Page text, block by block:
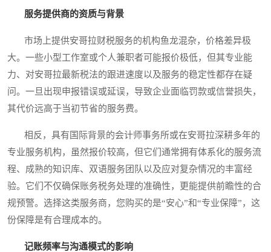
服务提供商的资质与背景
市场上提供安哥拉财税服务的机构鱼龙混杂，价格差异极
大。一些小型工作室或个人兼职者可能报价极低，但其专业能
力、对安哥拉最新税法的跟进速度以及服务的稳定性都存在疑
问。一旦出现申报错误或延误，导致企业面临罚款或信誉损失，
其代价远高于当初节省的服务费。
相反，具有国际背景的会计师事务所或在安哥拉深耕多年的
专业服务机构，虽然报价较高，但它们通常拥有体系化的服务流
程、成熟的知识库、双语服务团队以及应对复杂情况的丰富经
验。它们不仅确保账务税务处理的准确性，更能提供前瞻性的合
规预警。选择这类服务商，您购买的是“安心”和“专业保障”，这
份保障是有合理成本的。
记账频率与沟通模式的影响